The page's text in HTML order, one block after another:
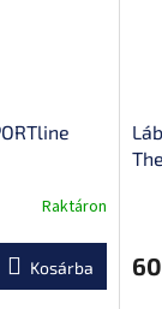
Raktáron
Kosárba